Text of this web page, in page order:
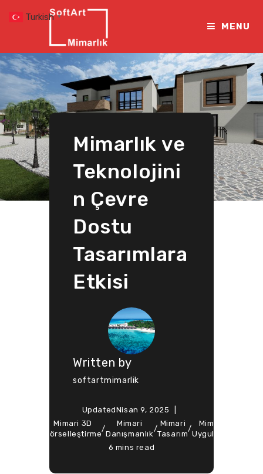
MENU
Mimarlık ve
Teknolojini
n Çevre
Dostu
Tasarımlara
Etkisi
Written by
softartmimarlik
UpdatedNisan 9, 2025
Mimari 3D
Görselleştirme
/
Mimari
Danışmanlık
/
Mimari
Tasarım
/
Mimari
Uygulama
6 mins read
Turkish ▼